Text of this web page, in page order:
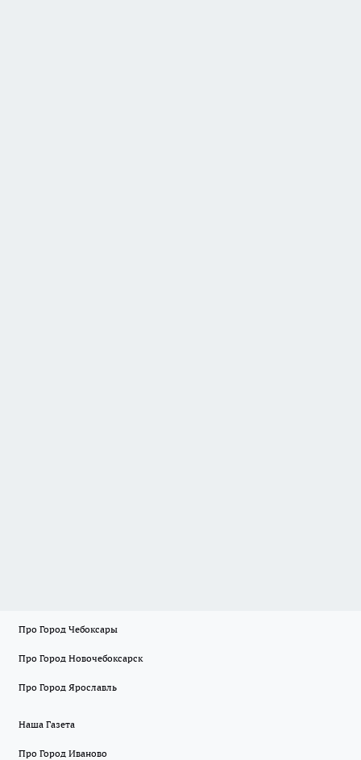
Про Город Чебоксары
Про Город Новочебоксарск
Про Город Ярославль
Наша Газета
Про Город Иваново